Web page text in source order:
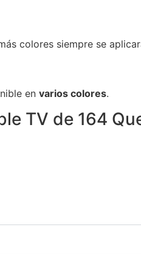
colores siempre se
en varios colores.
TV de 164